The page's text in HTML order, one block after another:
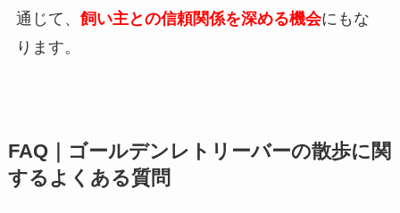
通じて、 飼い主との信頼関係を深める機会にもな
ります。
FAQ｜ゴールデンレトリーバーの散歩に関
するよくある質問